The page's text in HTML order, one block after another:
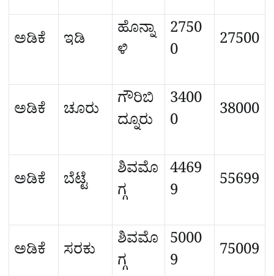
ಅಡಿಕೆ ಇಡಿ
ಹೊನ್ನಾ
ಳಿ
2750
0
27500
ಅಡಿಕೆ ಚೂರು
ಗೌರಿಬಿ
ದ್ನೂರು
3400
0
38000
ಅಡಿಕೆ ಬೆಟ್ಟೆ
ಶಿವಮೊ
ಗ್ಗ
4469
9
55699
ಅಡಿಕೆ ಸರಕು
ಶಿವಮೊ
ಗ್ಗ
5000
9
75009